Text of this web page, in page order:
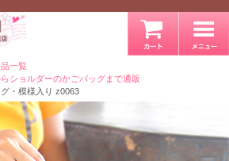
一覧
ショルダーのかごバッグまで通販
・模様入り z0063